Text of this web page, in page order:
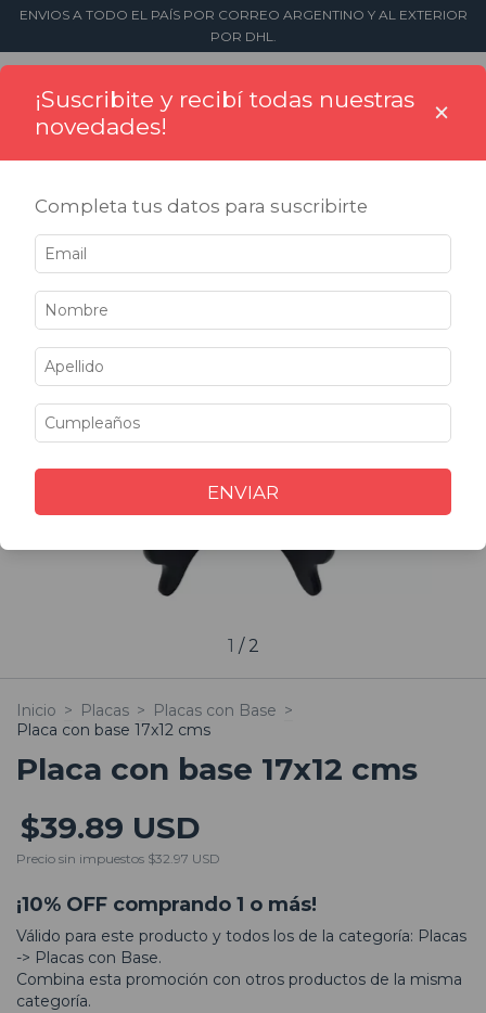
ENVIOS A TODO EL PAÍS POR CORREO ARGENTINO Y AL EXTERIOR
POR DHL.
10% OFF
COMPRANDO 1 O MÁS
1 / 2
Inicio > Placas > Placas con Base >
Placa con base 17x12 cms
Placa con base 17x12 cms
$39.89 USD
Precio sin impuestos $32.97 USD
¡10% OFF comprando 1 o más!
Válido para este producto y todos los de la categoría: Placas
-> Placas con Base.
Combina esta promoción con otros productos de la misma
categoría.
¡Suscribite y recibí todas nuestras
novedades!
×
Completa tus datos para suscribirte
ENVIAR